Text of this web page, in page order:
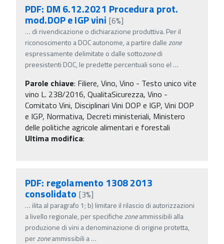
PDF: DM 6.12.2021 Procedura prot.
mod.DOP e IGP vini [6%]
… di rivendicazione o dichiarazione produttiva. Per il
riconoscimento a DOC autonome, a partire dallezone
espressamente delimitate o dalle sottozonedi
preesistenti DOC, le predette percentuali sono el …
Parole chiave: Filiere, Vino, Vino - Testo unico vite
vino L. 238/2016, QualitaSicurezza, Vino -
Comitato Vini, Disciplinari Vini DOP e IGP, Vini DOP
e IGP, Normativa, Decreti ministeriali, Ministero
delle politiche agricole alimentari e forestali
Ultima modifica:
PDF: regolamento 1308 2013
consolidato [3%]
… ilita al paragrafo 1; b) limitare il rilascio di autorizzazioni
a livello regionale, per specifichezoneammissibili alla
produzione di vini a denominazione di origine protetta,
perzoneammissibili a…